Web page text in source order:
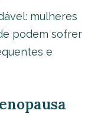
mulheres
podem sofrer
e